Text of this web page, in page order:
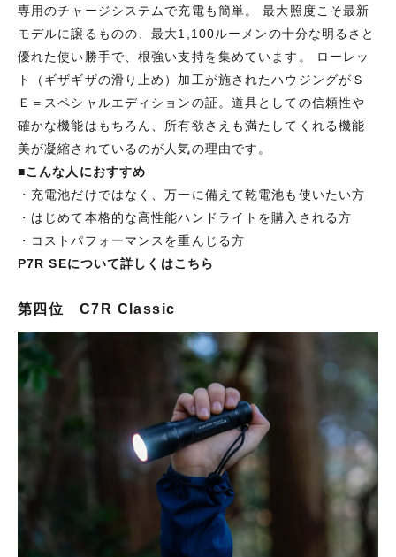
専用のチャージシステムで充電も簡単。 最大照度こそ最新
モデルに譲るものの、最大1,100ルーメンの十分な明るさと
優れた使い勝手で、根強い支持を集めています。 ローレッ
ト（ギザギザの滑り止め）加工が施されたハウジングがＳ
Ｅ＝スペシャルエディションの証。道具としての信頼性や
確かな機能はもちろん、所有欲さえも満たしてくれる機能
美が凝縮されているのが人気の理由です。
■こんな人におすすめ
・充電池だけではなく、万一に備えて乾電池も使いたい方
・はじめて本格的な高性能ハンドライトを購入される方
・コストパフォーマンスを重んじる方
P7R SEについて詳しくはこちら
第四位 C7R Classic